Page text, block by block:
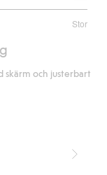
Stor
skärm och justerbart